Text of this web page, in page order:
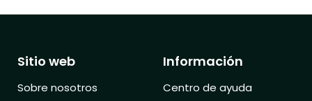
Sitio web
Sobre nosotros
Información
Centro de ayuda